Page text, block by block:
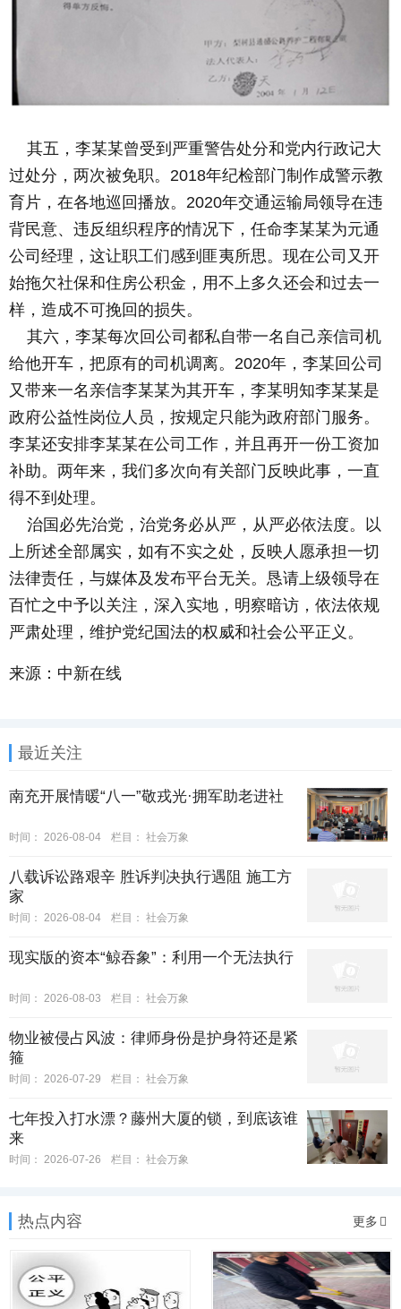
其五，李某某曾受到严重警告处分和党内行政记大
过处分，两次被免职。2018年纪检部门制作成警示教
育片，在各地巡回播放。2020年交通运输局领导在违
背民意、违反组织程序的情况下，任命李某某为元通
公司经理，这让职工们感到匪夷所思。现在公司又开
始拖欠社保和住房公积金，用不上多久还会和过去一
样，造成不可挽回的损失。
其六，李某每次回公司都私自带一名自己亲信司机
给他开车，把原有的司机调离。2020年，李某回公司
又带来一名亲信李某某为其开车，李某明知李某某是
政府公益性岗位人员，按规定只能为政府部门服务。
李某还安排李某某在公司工作，并且再开一份工资加
补助。两年来，我们多次向有关部门反映此事，一直
得不到处理。
治国必先治党，治党务必从严，从严必依法度。以
上所述全部属实，如有不实之处，反映人愿承担一切
法律责任，与媒体及发布平台无关。恳请上级领导在
百忙之中予以关注，深入实地，明察暗访，依法依规
严肃处理，维护党纪国法的权威和社会公平正义。
来源：中新在线
最近关注
南充开展情暖“八一”敬戎光·拥军助老进社
时间： 2026-08-04 栏目： 社会万象
八载诉讼路艰辛 胜诉判决执行遇阻 施工方
家
时间： 2026-08-04 栏目： 社会万象
现实版的资本“鲸吞象”：利用一个无法执行
时间： 2026-08-03 栏目： 社会万象
物业被侵占风波：律师身份是护身符还是紧
箍
时间： 2026-07-29 栏目： 社会万象
七年投入打水漂？藤州大厦的锁，到底该谁
来
时间： 2026-07-26 栏目： 社会万象
热点内容 更多